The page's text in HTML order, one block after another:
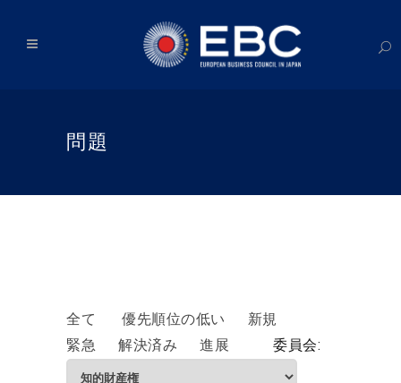
問題
全て 優先順位の低い
新規
緊急
解決済み 進展 委員会: